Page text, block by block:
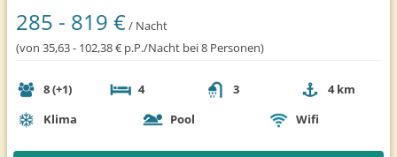
285 - 819 €/ Nacht
(von 35,63 - 102,38 € p.P./Nacht bei 8 Personen)
8 (+1) 4 3
4 km
Klima
Pool Wifi